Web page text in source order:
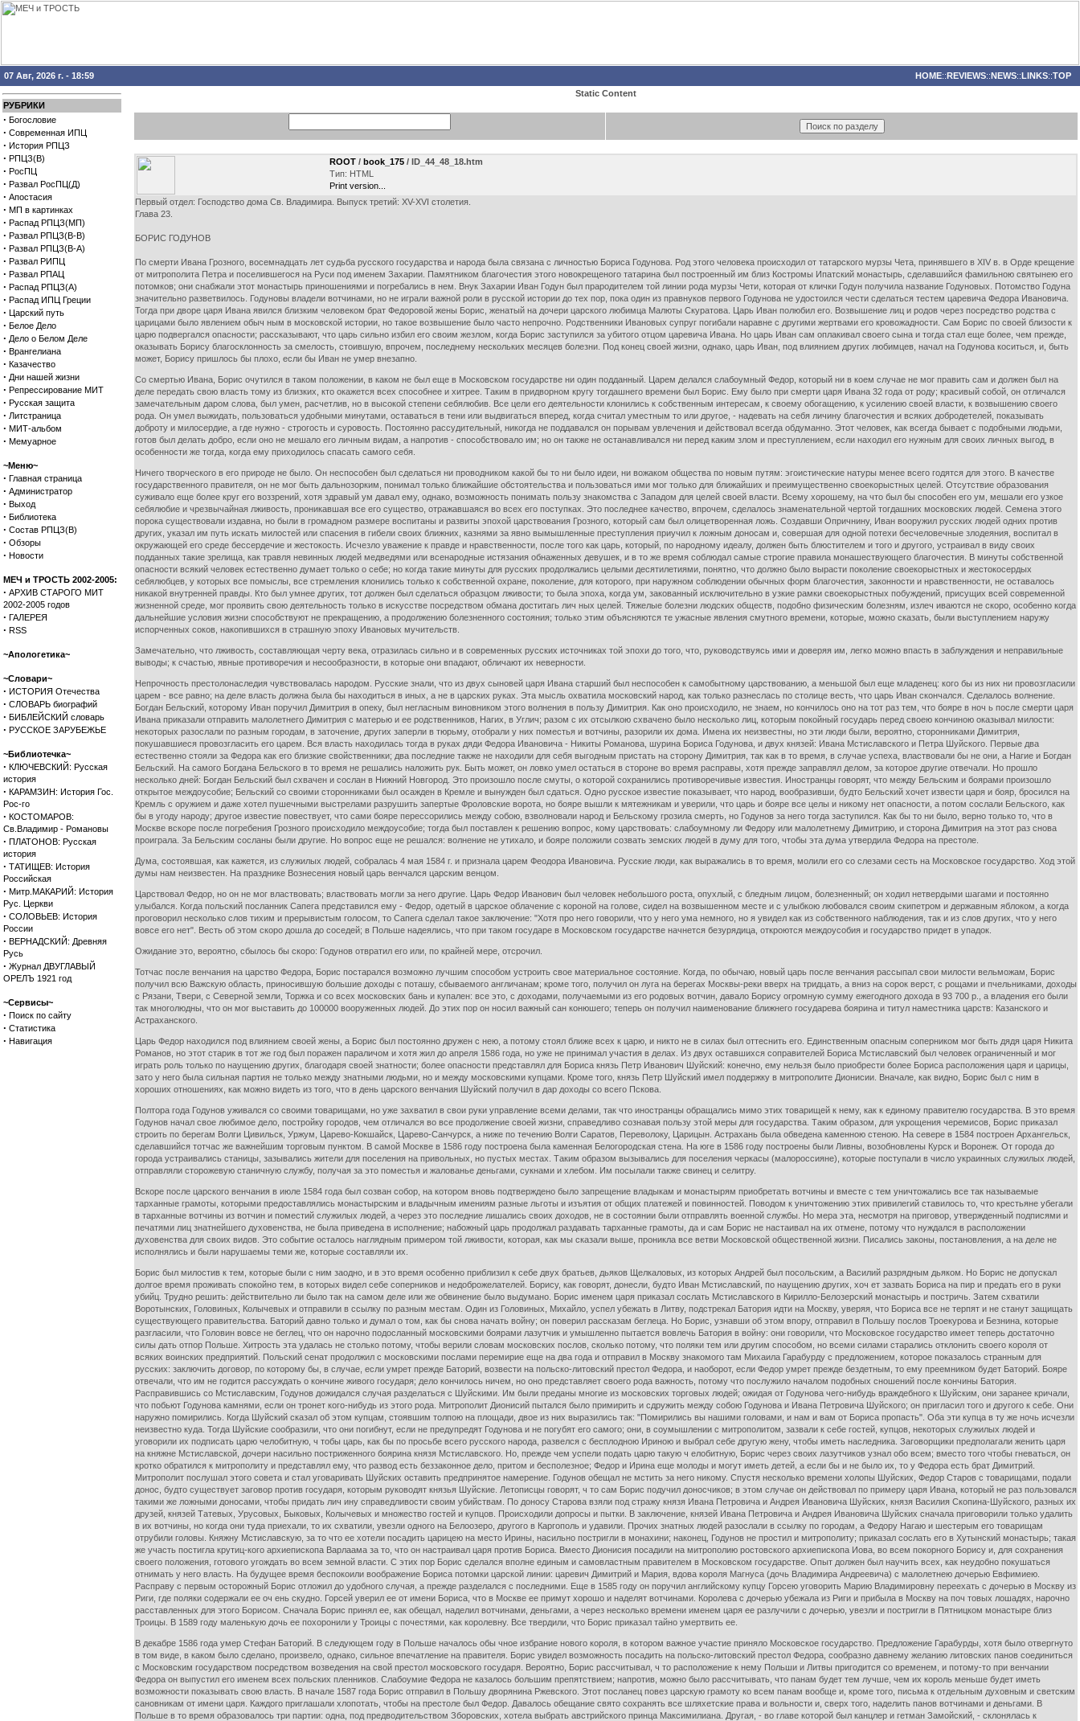
07 Авг, 2026 г. - 18:59 HOME::REVIEWS::NEWS::LINKS::TOP
РУБРИКИ
· Богословие
· Современная ИПЦ
· История РПЦЗ
· РПЦЗ(В)
· РосПЦ
· Развал РосПЦ(Д)
· Апостасия
· МП в картинках
· Распад РПЦЗ(МП)
· Развал РПЦЗ(В-В)
· Развал РПЦЗ(В-А)
· Развал РИПЦ
· Развал РПАЦ
· Распад РПЦЗ(А)
· Распад ИПЦ Греции
· Царский путь
· Белое Дело
· Дело о Белом Деле
· Врангелиана
· Казачество
· Дни нашей жизни
· Репрессирование МИТ
· Русская защита
· Литстраница
· МИТ-альбом
· Мемуарное
~Меню~
· Главная страница
· Администратор
· Выход
· Библиотека
· Состав РПЦЗ(В)
· Обзоры
· Новости
МЕЧ и ТРОСТЬ 2002-2005:
· АРХИВ СТАРОГО МИТ
2002-2005 годов
· ГАЛЕРЕЯ
· RSS
~Апологетика~
~Словари~
· ИСТОРИЯ Отечества
· СЛОВАРЬ биографий
· БИБЛЕЙСКИЙ словарь
· РУССКОЕ ЗАРУБЕЖЬЕ
~Библиотечка~
· КЛЮЧЕВСКИЙ: Русская
история
· КАРАМЗИН: История Гос.
Рос-го
· КОСТОМАРОВ:
Св.Владимир - Романовы
· ПЛАТОНОВ: Русская
история
· ТАТИЩЕВ: История
Российская
· Митр.МАКАРИЙ: История
Рус. Церкви
· СОЛОВЬЕВ: История
России
· ВЕРНАДСКИЙ: Древняя
Русь
· Журнал ДВУГЛАВЫЙ
ОРЕЛЪ 1921 год
~Сервисы~
· Поиск по сайту
· Статистика
· Навигация
Static Content
ROOT / book_175 / ID_44_48_18.htm
Тип: HTML
Print version...
Первый отдел: Господство дома Св. Владимира. Выпуск третий: XV-XVI столетия.
Глава 23.
БОРИС ГОДУНОВ
По смерти Ивана Грозного, восемнадцать лет судьба русского государства и народа была связана с личностью Бориса Годунова. Род этого человека происходил от татарского мурзы Чета, принявшего в XIV в. в Орде крещение
от митрополита Петра и поселившегося на Руси под именем Захарии. Памятником благочестия этого новокрещеного татарина был построенный им близ Костромы Ипатский монастырь, сделавшийся фамильною святынею его
потомков; они снабжали этот монастырь приношениями и погребались в нем. Внук Захарии Иван Годун был прародителем той линии рода мурзы Чети, которая от клички Годун получила название Годуновых. Потомство Годуна
значительно разветвилось. Годуновы владели вотчинами, но не играли важной роли в русской истории до тех пор, пока один из правнуков первого Годунова не удостоился чести сделаться тестем царевича Федора Ивановича.
Тогда при дворе царя Ивана явился близким человеком брат Федоровой жены Борис, женатый на дочери царского любимца Малюты Скуратова. Царь Иван полюбил его. Возвышение лиц и родов через посредство родства с
царицами было явлением обыч ным в московской истории, но такое возвышение было часто непрочно. Родственники Ивановых супруг погибали наравне с другими жертвами его кровожадности. Сам Борис по своей близости к
царю подвергался опасности; рассказывают, что царь сильно избил его своим жезлом, когда Борис заступился за убитого отцом царевича Ивана. Но царь Иван сам оплакивал своего сына и тогда стал еще более, чем прежде,
оказывать Борису благосклонность за смелость, стоившую, впрочем, последнему нескольких месяцев болезни. Под конец своей жизни, однако, царь Иван, под влиянием других любимцев, начал на Годунова коситься, и, быть
может, Борису пришлось бы плохо, если бы Иван не умер внезапно.
Со смертью Ивана, Борис очутился в таком положении, в каком не был еще в Московском государстве ни один подданный. Царем делался слабоумный Федор, который ни в коем случае не мог править сам и должен был на
деле передать свою власть тому из близких, кто окажется всех способнее и хитрее. Таким в придворном кругу тогдашнего времени был Борис. Ему было при смерти царя Ивана 32 года от роду; красивый собой, он отличался
замечательным даром слова, был умен, расчетлив, но в высокой степени себялюбив. Все цели его деятельности клонились к собственным интересам, к своему обогащению, к усилению своей власти, к возвышению своего
рода. Он умел выжидать, пользоваться удобными минутами, оставаться в тени или выдвигаться вперед, когда считал уместным то или другое, - надевать на себя личину благочестия и всяких добродетелей, показывать
доброту и милосердие, а где нужно - строгость и суровость. Постоянно рассудительный, никогда не поддавался он порывам увлечения и действовал всегда обдуманно. Этот человек, как всегда бывает с подобными людьми,
готов был делать добро, если оно не мешало его личным видам, а напротив - способствовало им; но он также не останавливался ни перед каким злом и преступлением, если находил его нужным для своих личных выгод, в
особенности же тогда, когда ему приходилось спасать самого себя.
Ничего творческого в его природе не было. Он неспособен был сделаться ни проводником какой бы то ни было идеи, ни вожаком общества по новым путям: эгоистические натуры менее всего годятся для этого. В качестве
государственного правителя, он не мог быть дальнозорким, понимал только ближайшие обстоятельства и пользоваться ими мог только для ближайших и преимущественно своекорыстных целей. Отсутствие образования
суживало еще более круг его воззрений, хотя здравый ум давал ему, однако, возможность понимать пользу знакомства с Западом для целей своей власти. Всему хорошему, на что был бы способен его ум, мешали его узкое
себялюбие и чрезвычайная лживость, проникавшая все его существо, отражавшаяся во всех его поступках. Это последнее качество, впрочем, сделалось знаменательной чертой тогдашних московских людей. Семена этого
порока существовали издавна, но были в громадном размере воспитаны и развиты эпохой царствования Грозного, который сам был олицетворенная ложь. Создавши Опричнину, Иван вооружил русских людей одних против
других, указал им путь искать милостей или спасения в гибели своих ближних, казнями за явно вымышленные преступления приучил к ложным доносам и, совершая для одной потехи бесчеловечные злодеяния, воспитал в
окружающей его среде бессердечие и жестокость. Исчезло уважение к правде и нравственности, после того как царь, который, по народному идеалу, должен быть блюстителем и того и другого, устраивал в виду своих
подданных такие зрелища, как травля невинных людей медведями или всенародные истязания обнаженных девушек, и в то же время соблюдал самые строгие правила монашествующего благочестия. В минуты собственной
опасности всякий человек естественно думает только о себе; но когда такие минуты для русских продолжались целыми десятилетиями, понятно, что должно было вырасти поколение своекорыстных и жестокосердых
себялюбцев, у которых все помыслы, все стремления клонились только к собственной охране, поколение, для которого, при наружном соблюдении обычных форм благочестия, законности и нравственности, не оставалось
никакой внутренней правды. Кто был умнее других, тот должен был сделаться образцом лживости; то была эпоха, когда ум, закованный исключительно в узкие рамки своекорыстных побуждений, присущих всей современной
жизненной среде, мог проявить свою деятельность только в искусстве посредством обмана доститагь лич ных целей. Тяжелые болезни людских обществ, подобно физическим болезням, излеч иваются не скоро, особенно когда
дальнейшие условия жизни способствуют не прекращению, а продолжению болезненного состояния; только этим объясняются тe ужасные явления смутного времени, которые, можно сказать, были выступлением наружу
испорченных соков, накопившихся в страшную эпоху Ивановых мучительств.
Замечательно, что лживость, составляющая черту века, отразилась сильно и в современных русских источниках той эпохи до того, что, руководствуясь ими и доверяя им, легко можно впасть в заблуждения и неправильные
выводы; к счастью, явные противоречия и несообразности, в которые они впадают, обличают их неверности.
Непрочность престолонаследия чувствовалась народом. Русские знали, что из двух сыновей царя Ивана старший был неспособен к самобытному царствованию, а меньшой был еще младенец: кого бы из них ни провозгласили
царем - все равно; на деле власть должна была бы находиться в иных, а не в царских руках. Эта мысль охватила московский народ, как только разнеслась по столице весть, что царь Иван скончался. Сделалось волнение.
Богдан Бельский, которому Иван поручил Димитрия в опеку, был негласным виновником этого волнения в пользу Димитрия. Как оно происходило, не знаем, но кончилось оно на тот раз тем, что бояре в ноч ь после смерти царя
Ивана приказали отправить малолетнего Димитрия с матерью и ее родственников, Нагих, в Углич; разом с их отсылкою схвачено было несколько лиц, которым покойный государь перед своею кончиною оказывал милости:
некоторых разослали по разным городам, в заточение, других заперли в тюрьму, отобрали у них поместья и вотчины, разорили их дома. Имена их неизвестны, но эти люди были, вероятно, сторонниками Димитрия,
покушавшиеся провозгласить его царем. Вся власть находилась тогда в руках дяди Федора Ивановича - Никиты Романова, шурина Бориса Годунова, и двух князей: Ивана Мстиславского и Петра Шуйского. Первые два
естественно стояли за Федора как его близкие свойственники; два последние также не находили для себя выгодным пристать на сторону Димитрия, так как в то время, в случае успеха, властвовали бы не они, а Нагие и Богдан
Бельский. На самого Богдана Бельского в то время не решались наложить рук. Быть может, он ловко умел остаться в стороне во время расправы, хотя прежде заправлял делом, за которое другие отвечали. Но прошло
несколько дней: Богдан Бельский был схвачен и сослан в Нижний Новгород. Это произошло после смуты, о которой сохранились противоречивые известия. Иностранцы говорят, что между Бельским и боярами произошло
открытое междоусобие; Бельский со своими сторонниками был осажден в Кремле и вынужден был сдаться. Одно русское известие показывает, что народ, вообразивши, будто Бельский хочет извести царя и бояр, бросился на
Кремль с оружием и даже хотел пушечными выстрелами разрушить запертые Фроловские ворота, но бояре вышли к мятежникам и уверили, что царь и бояре все целы и никому нет опасности, а потом сослали Бельского, как
бы в угоду народу; другое известие повествует, что сами бояре перессорились между собою, взволновали народ и Бельскому грозила смерть, но Годунов за него тогда заступился. Как бы то ни было, верно только то, что в
Москве вскоре после погребения Грозного происходило междоусобие; тогда был поставлен к решению вопрос, кому царствовать: слабоумному ли Федору или малолетнему Димитрию, и сторона Димитрия на этот раз снова
проиграла. За Бельским сосланы были другие. Но вопрос еще не решался: волнение не утихало, и бояре положили созвать земских людей в думу для того, чтобы эта дума утвердила Федора на престоле.
Дума, состоявшая, как кажется, из служилых людей, собралась 4 мая 1584 г. и признала царем Феодора Ивановича. Русские люди, как выражались в то время, молили его со слезами сесть на Московское государство. Ход этой
думы нам неизвестен. На празднике Вознесения новый царь венчался царским венцом.
Царствовал Федор, но он не мог властвовать; властвовать могли за него другие. Царь Федор Иванович был человек небольшого роста, опухлый, с бледным лицом, болезненный; он ходил нетвердыми шагами и постоянно
улыбался. Когда польский посланник Сапега представился ему - Федор, одетый в царское облачение с короной на голове, сидел на возвышенном месте и с улыбкою любовался своим скипетром и державным яблоком, а когда
проговорил несколько слов тихим и прерывистым голосом, то Сапега сделал такое заключение: "Хотя про него говорили, что у него ума немного, но я увидел как из собственного наблюдения, так и из слов других, что у него
вовсе его нет". Весть об этом скоро дошла до соседей; в Польше надеялись, что при таком государе в Московском государстве начнется безурядица, откроются междоусобия и государство придет в упадок.
Ожидание это, вероятно, сбылось бы скоро: Годунов отвратил его или, по крайней мере, отсрочил.
Тотчас после венчания на царство Федора, Борис постарался возможно лучшим способом устроить свое материальное состояние. Когда, по обычаю, новый царь после венчания рассыпал свои милости вельможам, Борис
получил всю Важскую область, приносившую большие доходы с поташу, сбываемого англичанам; кроме того, получил он луга на берегах Москвы-реки вверх на тридцать, а вниз на сорок верст, с рощами и пчельниками, доходы
с Рязани, Твери, с Северной земли, Торжка и со всех московских бань и купален: все это, с доходами, получаемыми из его родовых вотчин, давало Борису огромную сумму ежегодного дохода в 93 700 р., а владения его были
так многолюдны, что он мог выставить до 100000 вооруженных людей. До этих пор он носил важный сан конюшего; теперь он получил наименование ближнего государева боярина и титул наместника царств: Казанского и
Астраханского.
Царь Федор находился под влиянием своей жены, а Борис был постоянно дружен с нею, а потому стоял ближе всех к царю, и никто не в силах был оттеснить его. Единственным опасным соперником мог быть дядя царя Никита
Романов, но этот старик в тот же год был поражен параличом и хотя жил до апреля 1586 года, но уже не принимал участия в делах. Из двух оставшихся соправителей Бориса Мстиславский был человек ограниченный и мог
играть роль только по наущению других, благодаря своей знатности; более опасности представлял для Бориса князь Петр Иванович Шуйский: конечно, ему нельзя было приобрести более Бориса расположения царя и царицы,
зато у него была сильная партия не только между знатными людьми, но и между московскими купцами. Кроме того, князь Петр Шуйский имел поддержку в митрополите Дионисии. Вначале, как видно, Борис был с ним в
хороших отношениях, как можно видеть из того, что в день царского венчания Шуйский получил в дар доходы со всего Пскова.
Полтора года Годунов уживался со своими товарищами, но уже захватил в свои руки управление всеми делами, так что иностранцы обращались мимо этих товарищей к нему, как к единому правителю государства. В это время
Годунов начал свое любимое дело, постройку городов, чем отличался во все продолжение своей жизни, справедливо сознавая пользу этой меры для государства. Таким образом, для укрощения черемисов, Борис приказал
строить по берегам Волги Цивильск, Уржум, Царево-Кокшайск, Царево-Санчурск, а ниже по течению Волги Саратов, Переволоку, Царицын. Астрахань была обведена каменною стеною. На севере в 1584 построен Архангельск,
сделавшийся тотчас же важнейшим торговым пунктом. В самой Москве в 1586 году построена была каменная Белогородская стена. На юге в 1586 году построены были Ливны, возобновлены Курск и Воронеж. От города до
города устраивались станицы, зазывались жители для поселения на привольных, но пустых местах. Таким образом вызывались для поселения черкасы (малороссияне), которые поступали в число украинных служилых людей,
отправляли сторожевую станичную службу, получая за это поместья и жалованье деньгами, сукнами и хлебом. Им посылали также свинец и селитру.
Вскоре после царского венчания в июле 1584 года был созван собор, на котором вновь подтверждено было запрещение владыкам и монастырям приобретать вотчины и вместе с тем уничтожались все так называемые
тарханные грамоты, которыми предоставлялись монастырским и владычным имениям разные льготы и изъятия от общих платежей и повинностей. Поводом к уничтожению этих привилегий ставилось то, что крестьяне убегали
в тарханные вотчины из вотчин и поместий служилых людей, а через это последние лишались своих доходов, не в состоянии были отправлять военной службы. Но мера эта, несмотря на приговор, утвержденный подписями и
печатями лиц знатнейшего духовенства, не была приведена в исполнение; набожный царь продолжал раздавать тарханные грамоты, да и сам Борис не настаивал на их отмене, потому что нуждался в расположении
духовенства для своих видов. Это событие осталось наглядным примером той лживости, которая, как мы сказали выше, проникла все ветви Московской общественной жизни. Писались законы, постановления, а на деле не
исполнялись и были нарушаемы теми же, которые составляли их.
Борис был милостив к тем, которые были с ним заодно, и в это время особенно приблизил к себе двух братьев, дьяков Щелкаловых, из которых Андрей был посольским, а Василий разрядным дьяком. Но Борис не допускал
долгое время проживать спокойно тем, в которых видел себе соперников и недоброжелателей. Борису, как говорят, донесли, будто Иван Мстиславский, по наущению других, хоч ет зазвать Бориса на пир и предать его в руки
убийц. Трудно решить: действительно ли было так на самом деле или же обвинение было выдумано. Борис именем царя приказал сослать Мстиславского в Кирилло-Белозерский монастырь и постричь. Затем схватили
Воротынских, Головиных, Колычевых и отправили в ссылку по разным местам. Один из Головиных, Михайло, успел убежать в Литву, подстрекал Батория идти на Москву, уверяя, что Бориса все не терпят и не станут защищать
существующего правительства. Баторий давно только и думал о том, как бы снова начать войну; он поверил рассказам беглеца. Но Борис, узнавши об этом впору, отправил в Польшу послов Троекурова и Безнина, которые
разгласили, что Головин вовсе не беглец, что он нарочно подосланный московскими боярами лазутчик и умышленно пытается вовлечь Батория в войну: они говорили, что Московское государство имеет теперь достаточно
силы дать отпор Польше. Хитрость эта удалась не столько потому, чтобы верили словам московских послов, сколько потому, что поляки тем или другим способом, но всеми силами старались отклонить своего короля от
всяких воинских предприятий. Польский сенат продолжил с московскими послами перемирие еще на два года и отправил в Москву знакомого там Михаила Гарабурду с предложением, которое показалось странным для
русских: заключить договор, по которому бы, в случае, если умрет прежде Баторий, возвести на польско-литовский престол Федора, и наоборот, если Федор умрет прежде бездетным, то ему преемником будет Баторий. Бояре
отвечали, что им не годится рассуждать о кончине живого государя; дело кончилось ничем, но оно представляет своего рода важность, потому что послужило началом подобных сношений после кончины Батория.
Расправившись со Мстиславским, Годунов дожидался случая разделаться с Шуйскими. Им были преданы многие из московских торговых людей; ожидая от Годунова чего-нибудь враждебного к Шуйским, они заранее кричали,
что побьют Годунова камнями, если он тронет кого-нибудь из этого рода. Митрополит Дионисий пытался было примирить и сдружить между собою Годунова и Ивана Петровича Шуйского; он пригласил того и другого к себе. Они
наружно помирились. Когда Шуйский сказал об этом купцам, стоявшим толпою на площади, двое из них выразились так: "Помирились вы нашими головами, и нам и вам от Бориса пропасть". Оба эти купца в ту же ночь исчезли
неизвестно куда. Тогда Шуйские сообразили, что они погибнут, если не предупредят Годунова и не погубят его самого; они, в соумышлении с митрополитом, зазвали к себе гостей, купцов, некоторых служилых людей и
уговорили их подписать царю челобитную, ч тобы царь, как бы по просьбе всего русского народа, развелся с бесплодною Ириною и выбрал себе другую жену, чтобы иметь наследника. Заговорщики предполагали женить царя
на княжне Мстиславской, дочери насильно постриженного боярина князя Мстиславского. Но, прежде чем успели подать царю такую ч елобитную, Борис через своих лазутчиков узнал обо всем; вместо того чтобы гневаться, он
кротко обратился к митрополиту и представлял ему, что развод есть беззаконное дело, притом и бесполезное; Федор и Ирина еще молоды и могут иметь детей, а если бы и не было их, то у Федора есть брат Димитрий.
Митрополит послушал этого совета и стал уговаривать Шуйских оставить предпринятое намерение. Годунов обещал не мстить за него никому. Спустя несколько времени холопы Шуйских, Федор Старов с товарищами, подали
донос, будто существует заговор против государя, которым руководят князья Шуйские. Летописцы говорят, ч то сам Борис подучил доносчиков; в этом случае он действовал по примеру царя Ивана, который не раз пользовался
такими же ложными доносами, чтобы придать лич ину справедливости своим убийствам. По доносу Старова взяли под стражу князя Ивана Петровича и Андрея Ивановича Шуйских, князя Василия Скопина-Шуйского, разных их
друзей, князей Татевых, Урусовых, Быковых, Колычевых и множество гостей и купцов. Происходили допросы и пытки. В заключение, князей Ивана Петровича и Андрея Ивановича Шуйских сначала приговорили только удалить
в их вотчины, но когда они туда приехали, то их схватили, увезли одного на Белоозеро, другого в Каргополь и удавили. Прочих знатных людей разослали в ссылку по городам, а Федору Нагаю и шестерым его товарищам
отрубили головы. Княжну Мстиславскую, за то что ее хотели посадить царицею на место Ирины, насильно постригли в монахини; наконец, Годунов не простил и митрополиту; приказал сослать его в Хутынский монастырь; такая
же участь постигла крутиц-кого архиепископа Варлаама за то, что он настраивал царя против Бориса. Вместо Дионисия посадили на митрополию ростовского архиепископа Иова, во всем покорного Борису и, для сохранения
своего положения, готового угождать во всем земной власти. С этих пор Борис сделался вполне единым и самовластным правителем в Московском государстве. Опыт должен был научить всех, как неудобно покушаться
отнимать у него власть. На будущее время беспокоили воображение Бориса потомки царской линии: царевич Димитрий и Мария, вдова короля Магнуса (дочь Владимира Андреевича) с малолетнею дочерью Евфимиею.
Расправу с первым осторожный Борис отложил до удобного случая, а прежде разделался с последними. Еще в 1585 году он поручил английскому купцу Горсею уговорить Марию Владимировну переехать с дочерью в Москву из
Риги, где поляки содержали ее оч ень скудно. Горсей уверил ее от имени Бориса, что в Москве ее примут хорошо и наделят вотчинами. Королева с дочерью убежала из Риги и прибыла в Москву на поч товых лошадях, нарочно
расставленных для этого Борисом. Сначала Борис принял ее, как обещал, наделил вотчинами, деньгами, а через несколько времени именем царя ее разлучили с дочерью, увезли и постригли в Пятницком монастыре близ
Троицы. В 1589 году маленькую дочь ее похоронили у Троицы с почестями, как королевну. Все твердили, что Борис приказал тайно умертвить ее.
В декабре 1586 года умер Стефан Баторий. В следующем году в Польше началось обы чное избрание нового короля, в котором важное участие приняло Московское государство. Предложение Гарабурды, хотя было отвергнуто
в том виде, в каком было сделано, произвело, однако, сильное впечатление на правителя. Борис увидел возможность посадить на польско-литовский престол Федора, сообразно давнему желанию литовских панов соединиться
с Московским государством посредством возведения на свой престол московского государя. Вероятно, Борис рассчитывал, ч то расположение к нему Польши и Литвы пригодится со временем, и потому-то при венчании
Федора он выпустил его именем всех польских пленников. Слабоумие Федора не казалось большим препятствием; напротив, можно было рассчитывать, что панам будет тем лучше, чем их король меньше будет иметь
возможности показывать свою власть. В начале 1587 года Борис отправил в Польшу дворянина Ржевского. Этот посланец повез царскую грамоту ко всем панам вообще и, кроме того, письма к отдельным духовным и светским
сановникам от имени царя. Каждого приглашали хлопотать, чтобы на престоле был Федор. Давалось обещание свято сохранять все шляхетские права и вольности и, сверх того, наделить панов вотчинами и деньгами. В
Польше в то время образовалось три партии: одна, под предводительством Зборовских, хотела выбрать австрийского принца Максимилиана. Другая, - во главе которой был канцлер и гетман Замойский, - склонялась к